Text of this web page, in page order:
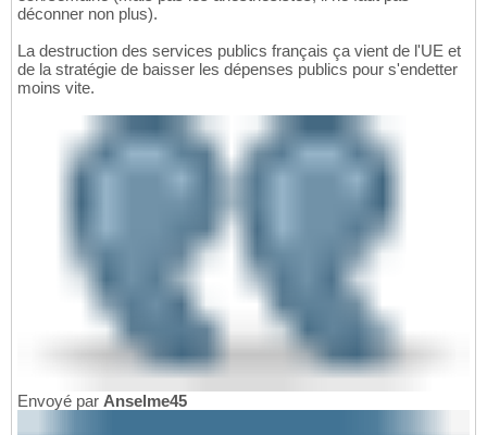
déconner non plus).
La destruction des services publics français ça vient de l'UE et
de la stratégie de baisser les dépenses publics pour s'endetter
moins vite.
Envoyé par Anselme45